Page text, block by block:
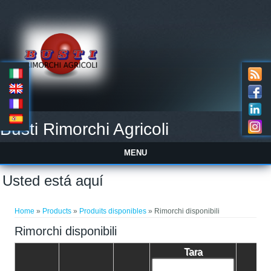
Busti Rimorchi Agricoli
MENU
Usted está aquí
Home » Products » Produits disponibles » Rimorchi disponibili
Rimorchi disponibili
Tara